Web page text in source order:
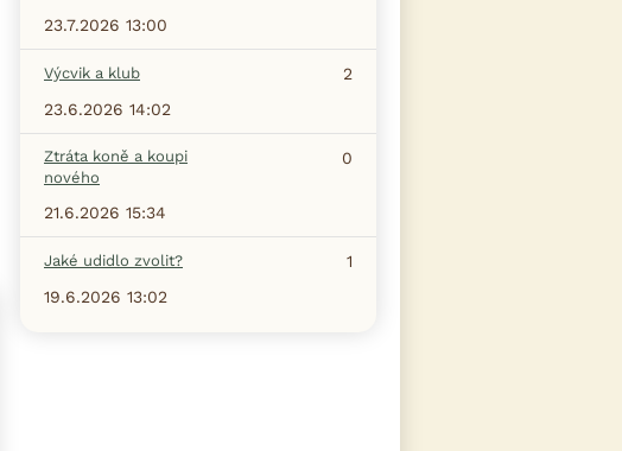
23.7.2026 13:00
Výcvik a klub
2
23.6.2026 14:02
Ztráta koně a koupi
nového
0
21.6.2026 15:34
Jaké udidlo zvolit?
1
19.6.2026 13:02